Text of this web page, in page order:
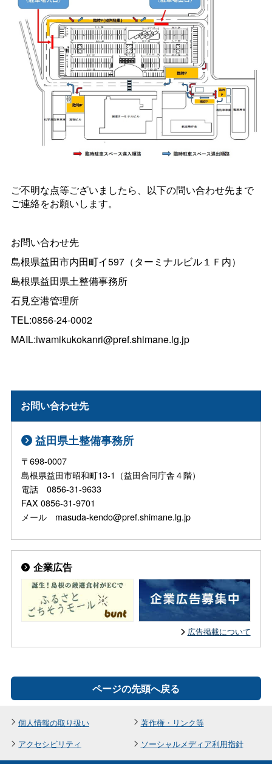
ご不明な点等ございましたら、以下の問い合わせ先まで
ご連絡をお願いします。
お問い合わせ先
島根県益田市内田町イ597（ターミナルビル１Ｆ内）
島根県益田県土整備事務所
石見空港管理所
TEL:0856-24-0002
MAIL:iwamikukokanri@pref.shimane.lg.jp
お問い合わせ先
益田県土整備事務所
〒698-0007
島根県益田市昭和町13-1（益田合同庁舎４階）
電話 0856-31-9633
FAX 0856-31-9701
メール masuda-kendo@pref.shimane.lg.jp
企業広告
広告掲載について
ページの先頭へ戻る
個人情報の取り扱い
著作権・リンク等
アクセシビリティ
ソーシャルメディア利用指針